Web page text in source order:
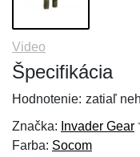
Video
Špecifikácia
Hodnotenie: zatiaľ
Značka: Invader Gear
Farba: Socom